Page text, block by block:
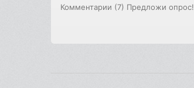
Комментарии (7) Предложи опрос!